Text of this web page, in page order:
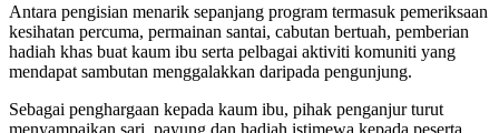
Antara pengisian menarik sepanjang program termasuk pemeriksaan
kesihatan percuma, permainan santai, cabutan bertuah, pemberian
hadiah khas buat kaum ibu serta pelbagai aktiviti komuniti yang
mendapat sambutan menggalakkan daripada pengunjung.
Sebagai penghargaan kepada kaum ibu, pihak penganjur turut
menyampaikan sari, payung dan hadiah istimewa kepada peserta